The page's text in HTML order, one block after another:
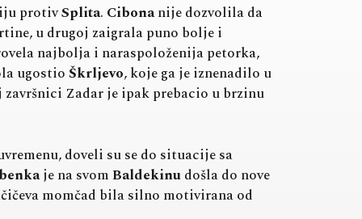
protivSplita. Cibonanije dozvolila da
u drugoj zaigrala puno bolje i
najbolja i naraspoloženija petorka,
ugostioŠkrljevo, koje ga je iznenadilo u
Zadar je ipak prebacio u brzinu
doveli su se do situacije sa
je na svomBaldekinudošla do nove
momčad bila silno motivirana od